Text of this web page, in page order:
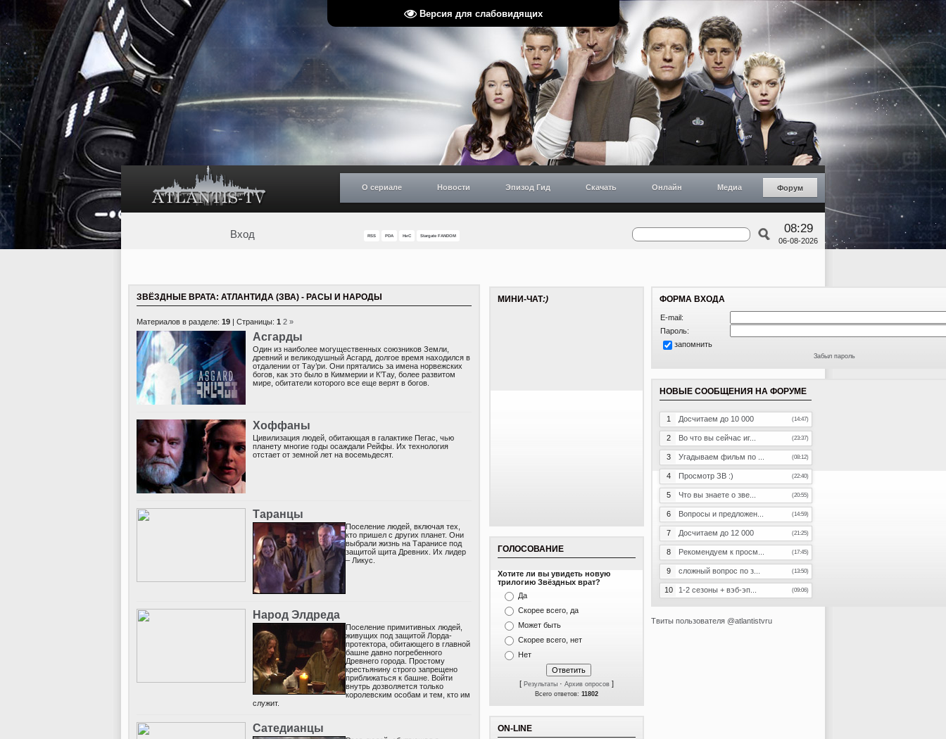
Версия для слабовидящих
О сериале Новости Эпизод Гид Скачать Онлайн Медиа Форум
Вход RSS PDA НиС Stargate FANDOM
08:29
06-08-2026
ЗВЁЗДНЫЕ ВРАТА: АТЛАНТИДА (ЗВА) - РАСЫ И НАРОДЫ
Материалов в разделе: 19 | Страницы: 1 2 »
Аcгарды
Один из наиболее могущественных союзников Земли,
древний и великодушный Аcгард, долгое время находился в
отдалении от Тау’ри. Они прятались за имена норвежских
богов, как это было в Киммерии и К’Тау, более развитом
мире, обитатели которого все еще верят в богов.
Хоффаны
Цивилизация людей, обитающая в галактике Пегас, чью
планету многие годы осаждали Рейфы. Их технология
отстает от земной лет на восемьдесят.
Таранцы
Поселение людей, включая тех,
кто пришел с других планет. Они
выбрали жизнь на Таранисе под
защитой щита Древних. Их лидер
– Ликус.
Народ Элдреда
Поселение примитивных людей,
живущих под защитой Лорда-
протектора, обитающего в главной
башне давно погребенного
Древнего города. Простому
крестьянину строго запрещено
приближаться к башне. Войти
внутрь дозволяется только
королевским особам и тем, кто им
служит.
Сатедианцы
МИНИ-ЧАТ:)
ГОЛОСОВАНИЕ
Хотите ли вы увидеть новую
трилогию Звёздных врат?
Да
Скорее всего, да
Может быть
Скорее всего, нет
Нет
[ Результаты · Архив опросов ]
Всего ответов: 11802
ON-LINE
ФОРМА ВХОДА
E-mail:
Пароль:
запомнить
Забыл пароль
НОВЫЕ СООБЩЕНИЯ НА ФОРУМЕ
1 Досчитаем до 10 000 (14:47)
2 Во что вы сейчас иг... (23:37)
3 Угадываем фильм по ... (08:12)
4 Просмотр ЗВ :) (22:40)
5 Что вы знаете о зве... (20:55)
6 Вопросы и предложен... (14:59)
7 Досчитаем до 12 000 (21:25)
8 Рекомендуем к просм... (17:45)
9 сложный вопрос по з... (13:50)
10 1-2 сезоны + вэб-эп... (09:06)
Твиты пользователя @atlantistvru